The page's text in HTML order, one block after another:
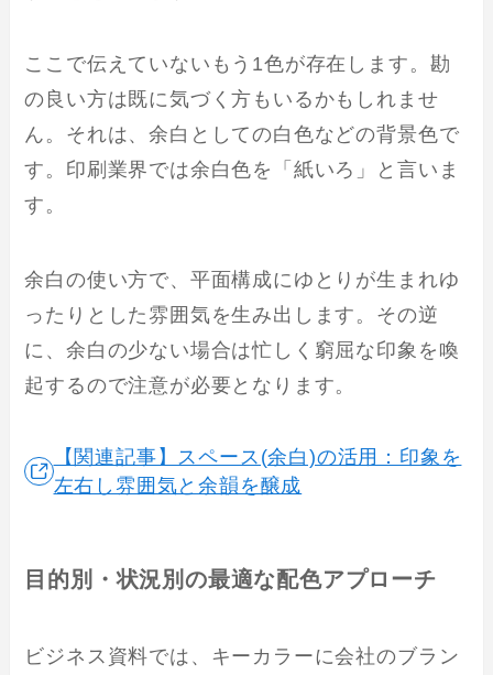
ここで伝えていないもう1色が存在します。勘
の良い方は既に気づく方もいるかもしれませ
ん。それは、余白としての白色などの背景色で
す。印刷業界では余白色を「紙いろ」と言いま
す。
余白の使い方で、平面構成にゆとりが生まれゆ
ったりとした雰囲気を生み出します。その逆
に、余白の少ない場合は忙しく窮屈な印象を喚
起するので注意が必要となります。
【関連記事】スペース(余白)の活用：印象を
左右し雰囲気と余韻を醸成
目的別・状況別の最適な配色アプローチ
ビジネス資料では、キーカラーに会社のブラン